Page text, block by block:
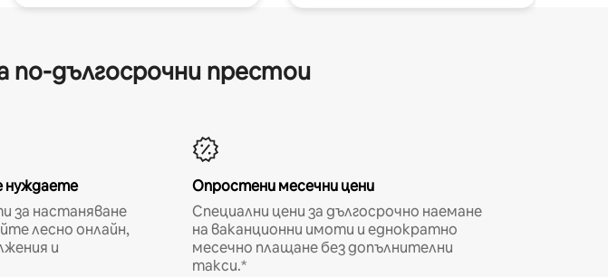
по-дългосрочни престои
нуждаете
за настаняване
лесно онлайн,
и
Опростени месечни цени
Специални цени за дългосрочно наемане
на ваканционни имоти и еднократно
месечно плащане без допълнителни
такси.*